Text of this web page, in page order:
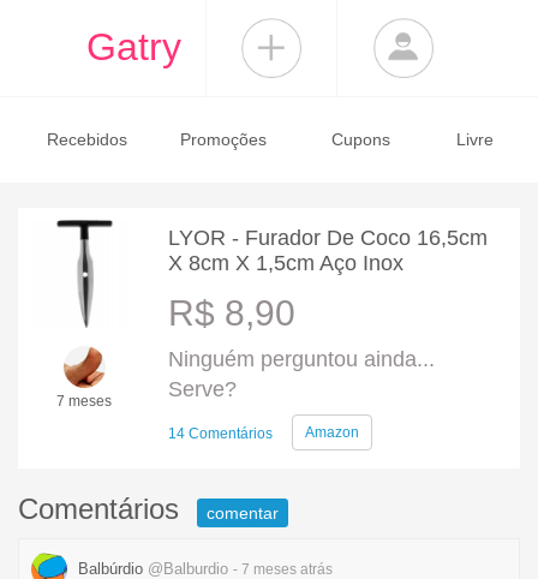
Gatry
Recebidos Promoções Cupons Livre
7 meses
LYOR - Furador De Coco 16,5cm
X 8cm X 1,5cm Aço Inox
R$ 8,90
Ninguém perguntou ainda...
Serve?
14 Comentários Amazon
Comentários comentar
Balbúrdio @Balburdio - 7 meses atrás